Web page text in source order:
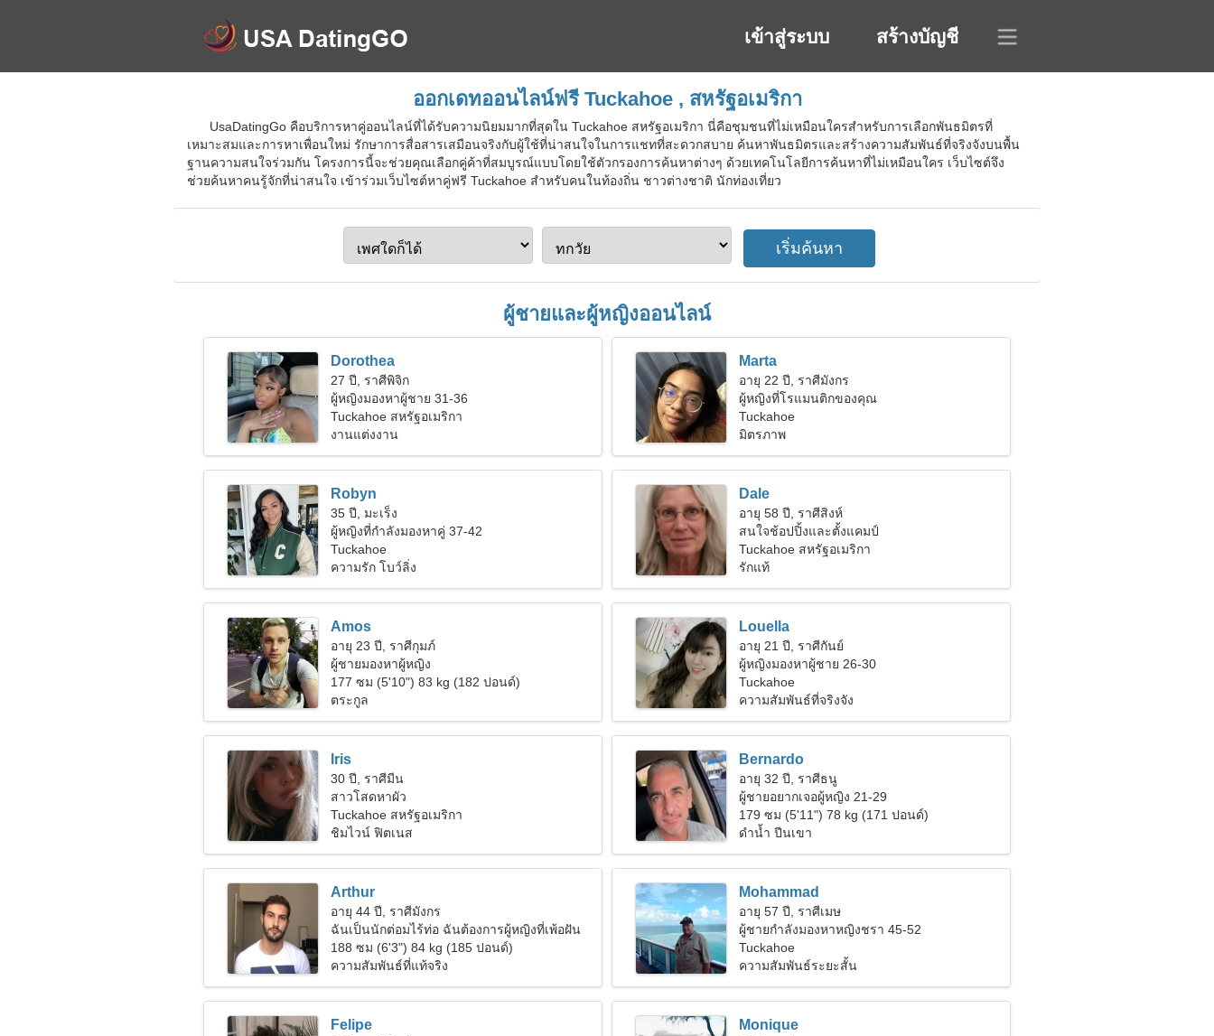
เข้าสู่ระบบ สร้างบัญชี
ออกเดทออนไลน์ฟรี Tuckahoe , สหรัฐอเมริกา
UsaDatingGo คือบริการหาคู่ออนไลน์ที่ได้รับความนิยมมากที่สุดใน Tuckahoe สหรัฐอเมริกา นี่คือชุมชนที่ไม่เหมือนใครสำหรับการเลือกพันธมิตรที่
เหมาะสมและการหาเพื่อนใหม่ รักษาการสื่อสารเสมือนจริงกับผู้ใช้ที่น่าสนใจในการแชทที่สะดวกสบาย ค้นหาพันธมิตรและสร้างความสัมพันธ์ที่จริงจังบนพื้น
ฐานความสนใจร่วมกัน โครงการนี้จะช่วยคุณเลือกคู่ค้าที่สมบูรณ์แบบโดยใช้ตัวกรองการค้นหาต่างๆ ด้วยเทคโนโลยีการค้นหาที่ไม่เหมือนใคร เว็บไซต์จึง
ช่วยค้นหาคนรู้จักที่น่าสนใจ เข้าร่วมเว็บไซต์หาคู่ฟรี Tuckahoe สำหรับคนในท้องถิ่น ชาวต่างชาติ นักท่องเที่ยว
ผู้ชายและผู้หญิงออนไลน์
Dorothea
27 ปี, ราศีพิจิก
ผู้หญิงมองหาผู้ชาย 31-36
Tuckahoe สหรัฐอเมริกา
งานแต่งงาน
Marta
อายุ 22 ปี, ราศีมังกร
ผู้หญิงที่โรแมนติกของคุณ
Tuckahoe
มิตรภาพ
Robyn
35 ปี, มะเร็ง
ผู้หญิงที่กำลังมองหาคู่ 37-42
Tuckahoe
ความรัก โบว์ลิ่ง
Dale
อายุ 58 ปี, ราศีสิงห์
สนใจช้อปปิ้งและตั้งแคมป์
Tuckahoe สหรัฐอเมริกา
รักแท้
Amos
อายุ 23 ปี, ราศีกุมภ์
ผู้ชายมองหาผู้หญิง
177 ซม (5'10") 83 kg (182 ปอนด์)
ตระกูล
Louella
อายุ 21 ปี, ราศีกันย์
ผู้หญิงมองหาผู้ชาย 26-30
Tuckahoe
ความสัมพันธ์ที่จริงจัง
Iris
30 ปี, ราศีมีน
สาวโสดหาผัว
Tuckahoe สหรัฐอเมริกา
ชิมไวน์ ฟิตเนส
Bernardo
อายุ 32 ปี, ราศีธนู
ผู้ชายอยากเจอผู้หญิง 21-29
179 ซม (5'11") 78 kg (171 ปอนด์)
ดำน้ำ ปีนเขา
Arthur
อายุ 44 ปี, ราศีมังกร
ฉันเป็นนักต่อมไร้ท่อ ฉันต้องการผู้หญิงที่เพ้อฝัน
188 ซม (6'3") 84 kg (185 ปอนด์)
ความสัมพันธ์ที่แท้จริง
Mohammad
อายุ 57 ปี, ราศีเมษ
ผู้ชายกำลังมองหาหญิงชรา 45-52
Tuckahoe
ความสัมพันธ์ระยะสั้น
Felipe Monique